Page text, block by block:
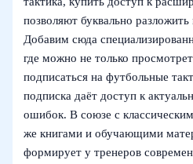
позволяют буквально
Добавим сюда
где можно не только
подписаться на футбольные
подписка даёт доступ к
ошибок. В союзе с
же книгами и обучающими
формирует у тренеров